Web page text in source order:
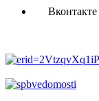
Вконтакте